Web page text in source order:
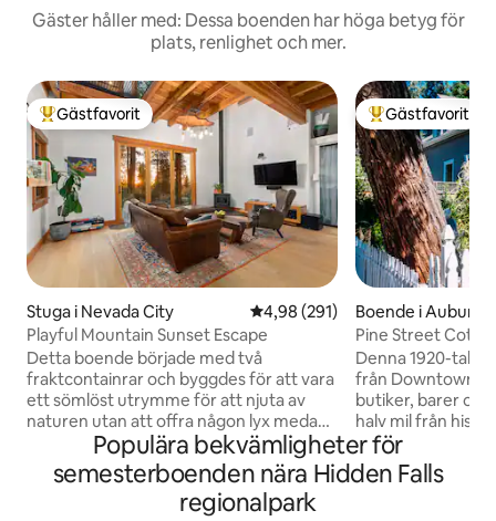
Gäster håller med: Dessa boenden har höga betyg för
plats, renlighet och mer.
Populär gästfavorit
Gästfavorit
Stuga i Nevada City 4,98 av 5 i genomsnittligt
4,98 (291)
Playful Mountain Sunset Escape
Detta boende började med två
fraktcontainrar och byggdes för att vara
ett sömlöst utrymme för att njuta av
naturen utan att offra någon lyx medan
du roar dig. Detta hus är utformat för att
vara ett hållbart boende utanför elnätet
och har en rörlig glasvägg som öppnar
upp vardagsrummet till naturen och den
Populär
Gästfavorit
Boende i Auburn
Pine Street
– hundvänligt
Denna 1920-
från Downtown
butiker, barer
halv mil från
Court House Vi ligger strax över en mil
från Robie Points
States trail, och
Populära bekvämligheter för
semesterboenden nära Hidden Falls
regionalpark